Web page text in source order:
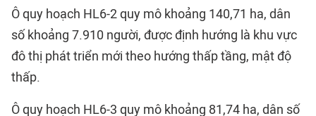
Ô quy hoạch HL6-2 quy mô khoảng 140,71 ha, dân
số khoảng 7.910 người, được định hướng là khu vực
đô thị phát triển mới theo hướng thấp tầng, mật độ
thấp.
Ô quy hoạch HL6-3 quy mô khoảng 81,74 ha, dân số